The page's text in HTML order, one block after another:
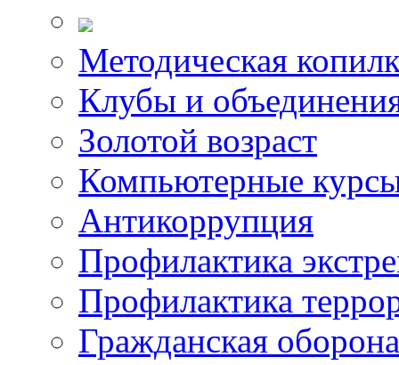
Методическая
Клубы и
Золотой возраст
Компьютерные
Антикоррупция
Профилактика
Профилактика
Гражданская оборона